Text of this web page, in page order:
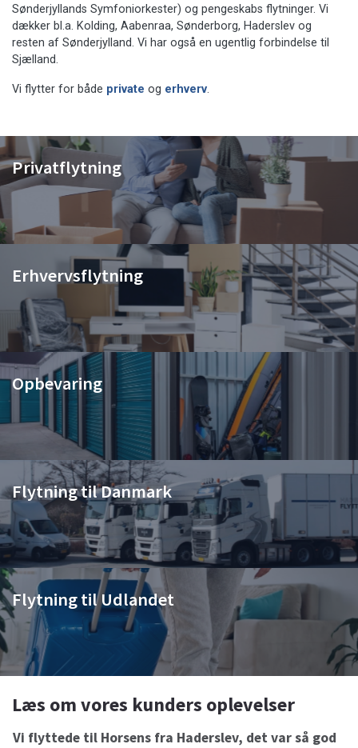
Sønderjyllands Symfoniorkester) og pengeskabs flytninger. Vi
dækker bl.a. Kolding, Aabenraa, Sønderborg, Haderslev og
resten af Sønderjylland. Vi har også en ugentlig forbindelse til
Sjælland.
Vi flytter for både private og erhverv.
Privatflytning
Erhvervsflytning
Opbevaring
Flytning til Danmark
Flytning til Udlandet
Læs om vores kunders oplevelser
Vi flyttede til Horsens fra Haderslev, det var så god